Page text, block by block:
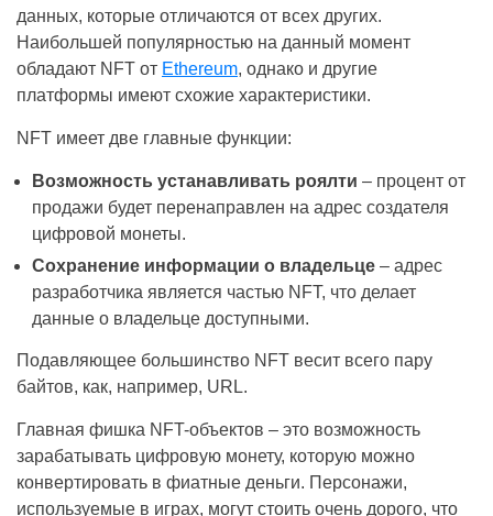
данных, которые отличаются от всех других.
Наибольшей популярностью на данный момент
обладают NFT от Ethereum, однако и другие
платформы имеют схожие характеристики.
NFT имеет две главные функции:
Возможность устанавливать роялти – процент от
продажи будет перенаправлен на адрес создателя
цифровой монеты.
Сохранение информации о владельце – адрес
разработчика является частью NFT, что делает
данные о владельце доступными.
Подавляющее большинство NFT весит всего пару
байтов, как, например, URL.
Главная фишка NFT-объектов – это возможность
зарабатывать цифровую монету, которую можно
конвертировать в фиатные деньги. Персонажи,
используемые в играх, могут стоить очень дорого, что